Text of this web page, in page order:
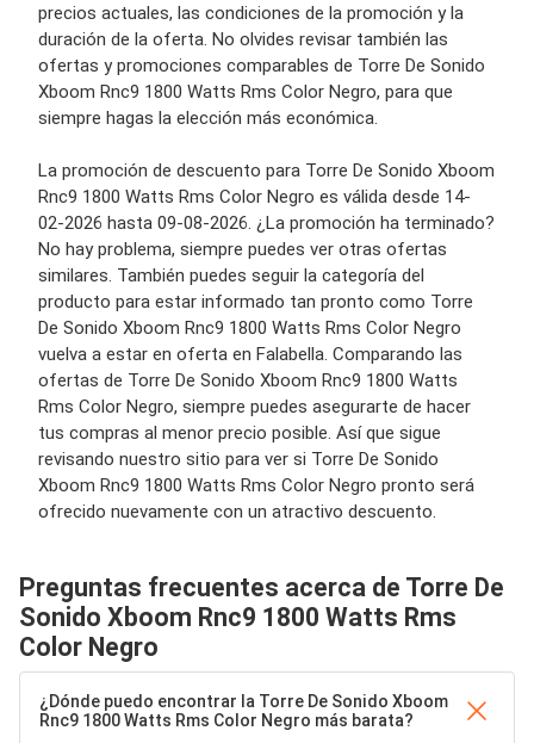
precios actuales, las condiciones de la promoción y la
duración de la oferta. No olvides revisar también las
ofertas y promociones comparables de Torre De Sonido
Xboom Rnc9 1800 Watts Rms Color Negro, para que
siempre hagas la elección más económica.
La promoción de descuento para Torre De Sonido Xboom
Rnc9 1800 Watts Rms Color Negro es válida desde 14-
02-2026 hasta 09-08-2026. ¿La promoción ha terminado?
No hay problema, siempre puedes ver otras ofertas
similares. También puedes seguir la categoría del
producto para estar informado tan pronto como Torre
De Sonido Xboom Rnc9 1800 Watts Rms Color Negro
vuelva a estar en oferta en Falabella. Comparando las
ofertas de Torre De Sonido Xboom Rnc9 1800 Watts
Rms Color Negro, siempre puedes asegurarte de hacer
tus compras al menor precio posible. Así que sigue
revisando nuestro sitio para ver si Torre De Sonido
Xboom Rnc9 1800 Watts Rms Color Negro pronto será
ofrecido nuevamente con un atractivo descuento.
Preguntas frecuentes acerca de Torre De
Sonido Xboom Rnc9 1800 Watts Rms
Color Negro
¿Dónde puedo encontrar la Torre De Sonido Xboom
Rnc9 1800 Watts Rms Color Negro más barata?